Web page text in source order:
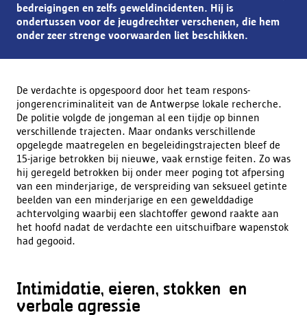
bedreigingen en zelfs geweldincidenten. Hij is
ondertussen voor de jeugdrechter verschenen, die hem
onder zeer strenge voorwaarden liet beschikken.
De verdachte is opgespoord door het team respons-
jongerencriminaliteit van de Antwerpse lokale recherche.
De politie volgde de jongeman al een tijdje op binnen
verschillende trajecten. Maar ondanks verschillende
opgelegde maatregelen en begeleidingstrajecten bleef de
15-jarige betrokken bij nieuwe, vaak ernstige feiten. Zo was
hij geregeld betrokken bij onder meer poging tot afpersing
van een minderjarige, de verspreiding van seksueel getinte
beelden van een minderjarige en een gewelddadige
achtervolging waarbij een slachtoffer gewond raakte aan
het hoofd nadat de verdachte een uitschuifbare wapenstok
had gegooid.
Intimidatie, eieren, stokken en
verbale agressie